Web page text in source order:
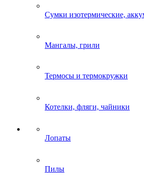
Сумки изотермические,
Мангалы, грили
Термосы и термокружки
Котелки, фляги, чайники
Лопаты
Пилы